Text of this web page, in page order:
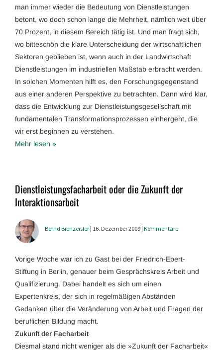
man immer wieder die Bedeutung von Dienstleistungen
betont, wo doch schon lange die Mehrheit, nämlich weit über
70 Prozent, in diesem Bereich tätig ist. Und man fragt sich,
wo bitteschön die klare Unterscheidung der wirtschaftlichen
Sektoren geblieben ist, wenn auch in der Landwirtschaft
Dienstleistungen im industriellen Maßstab erbracht werden.
In solchen Momenten hilft es, den Forschungsgegenstand
aus einer anderen Perspektive zu betrachten. Dann wird klar,
dass die Entwicklung zur Dienstleistungsgesellschaft mit
fundamentalen Transformationsprozessen einhergeht, die
wir erst beginnen zu verstehen.
Mehr lesen »
Dienstleistungsfacharbeit oder die Zukunft der
Interaktionsarbeit
Bernd Bienzeisler | 16. Dezember 2009 | Kommentare
Vorige Woche war ich zu Gast bei der Friedrich-Ebert-
Stiftung in Berlin, genauer beim Gesprächskreis Arbeit und
Qualifizierung. Dabei handelt es sich um einen
Expertenkreis, der sich in regelmäßigen Abständen
Gedanken über die Veränderung von Arbeit und Fragen der
beruflichen Bildung macht.
Zukunft der Facharbeit
Diesmal stand nicht weniger als die »Zukunft der Facharbeit«